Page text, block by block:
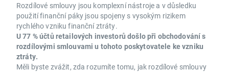
Rozdílové smlouvy jsou komplexní nástroje a v důsledku
použití finanční páky jsou spojeny s vysokým rizikem
rychlého vzniku finanční ztráty.
U 77 % účtů retailových investorů došlo při obchodování s
rozdílovými smlouvami u tohoto poskytovatele ke vzniku
ztráty.
Měli byste zvážit, zda rozumíte tomu, jak rozdílové smlouvy